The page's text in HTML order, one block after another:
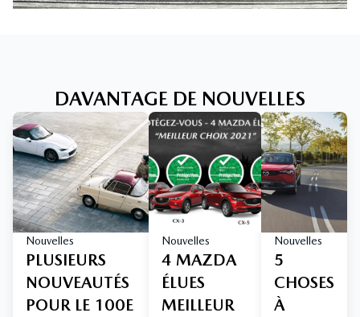
DAVANTAGE DE NOUVELLES
Nouvelles
PLUSIEURS
NOUVEAUTÉS
POUR LE 100E
Nouvelles
4 MAZDA
ÉLUES
MEILLEUR
Nouvelles
5
CHOSES
À